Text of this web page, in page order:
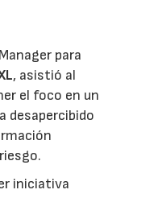
para
, asistió al
el foco en un
desapercibido
iniciativa